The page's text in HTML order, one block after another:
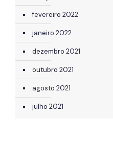
fevereiro 2022
janeiro 2022
dezembro 2021
outubro 2021
agosto 2021
julho 2021